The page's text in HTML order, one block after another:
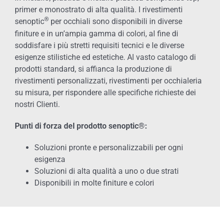
primer e monostrato di alta qualità. I rivestimenti
senoptic®per occhiali sono disponibili in diverse
finiture e in un’ampia gamma di colori, al fine di
soddisfare i più stretti requisiti tecnici e le diverse
esigenze stilistiche ed estetiche. Al vasto catalogo di
prodotti standard, si affianca la produzione di
rivestimenti personalizzati, rivestimenti per occhialeria
su misura, per rispondere alle specifiche richieste dei
nostri Clienti.
Punti di forza del prodotto senoptic®:
Soluzioni pronte e personalizzabili per ogni
esigenza
Soluzioni di alta qualità a uno o due strati
Disponibili in molte finiture e colori